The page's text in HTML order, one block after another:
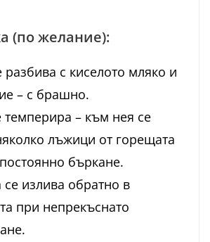
(по желание):
разбива с киселото мляко и
– с брашно.
темперира – към нея се
лъжици от горещата
бъркане.
се излива обратно в
при непрекъснато